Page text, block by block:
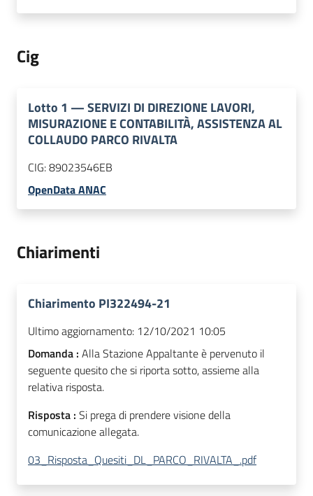
Cig
Lotto 1 —SERVIZI DI DIREZIONE LAVORI,
MISURAZIONE E CONTABILITÀ, ASSISTENZA AL
COLLAUDO PARCO RIVALTA
CIG:89023546EB
OpenData ANAC
Chiarimenti
Chiarimento PI322494-21
Ultimo aggiornamento: 12/10/2021 10:05
Domanda : Alla Stazione Appaltante è pervenuto il
seguente quesito che si riporta sotto, assieme alla
relativa risposta.
Risposta : Si prega di prendere visione della
comunicazione allegata.
03_Risposta_Quesiti_DL_PARCO_RIVALTA_.pdf